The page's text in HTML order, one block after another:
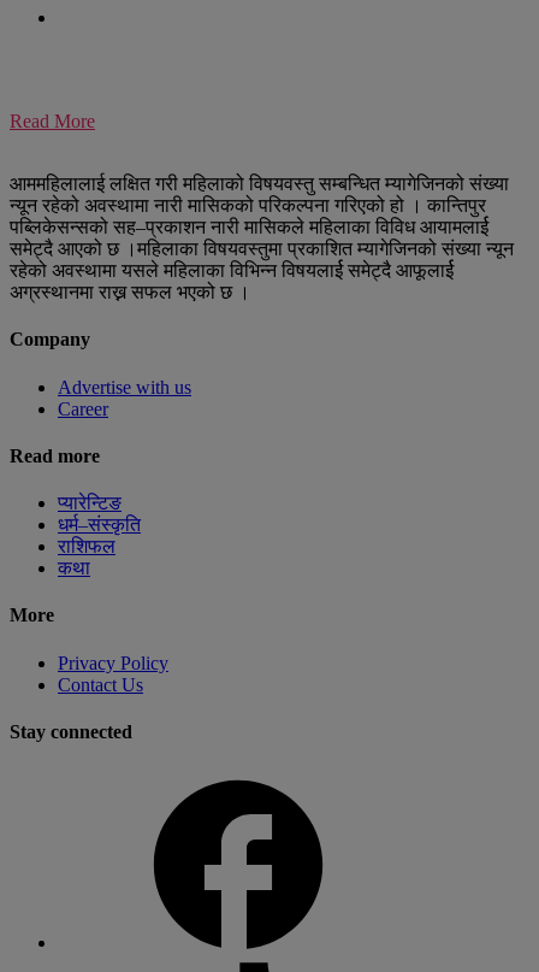
Read More
आममहिलालाई लक्षित गरी महिलाको विषयवस्तु सम्बन्धित म्यागेजिनको संख्या
न्यून रहेको अवस्थामा नारी मासिकको परिकल्पना गरिएको हो । कान्तिपुर
पब्लिकेसन्सको सह–प्रकाशन नारी मासिकले महिलाका विविध आयामलार्ई
समेट्दै आएको छ ।महिलाका विषयवस्तुमा प्रकाशित म्यागेजिनको संख्या न्यून
रहेको अवस्थामा यसले महिलाका विभिन्न विषयलार्ई समेट्दै आफूलार्ई
अग्रस्थानमा राख्न सफल भएको छ ।
Company
Advertise with us
Career
Read more
प्यारेन्टिङ
धर्म–संस्कृति
राशिफल
कथा
More
Privacy Policy
Contact Us
Stay connected